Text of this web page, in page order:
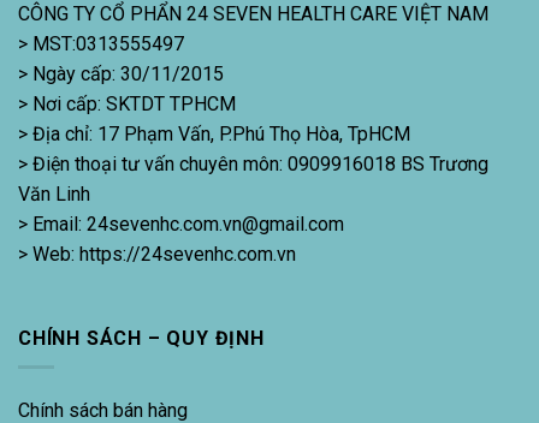
CÔNG TY CỔ PHẨN 24 SEVEN HEALTH CARE VIỆT NAM
> MST:0313555497
> Ngày cấp: 30/11/2015
> Nơi cấp: SKTDT TPHCM
> Địa chỉ: 17 Phạm Vấn, P.Phú Thọ Hòa, TpHCM
> Điện thoại tư vấn chuyên môn: 0909916018 BS Trương
Văn Linh
> Email: 24sevenhc.com.vn@gmail.com
> Web: https://24sevenhc.com.vn
CHÍNH SÁCH – QUY ĐỊNH
Chính sách bán hàng